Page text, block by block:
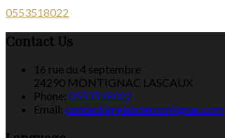
0553518022
Contact Us
16 rue du 4 septembre
24290 MONTIGNAC LASCAUX
Phone: 0553518022
Email: contact@relaisdemontignac.com